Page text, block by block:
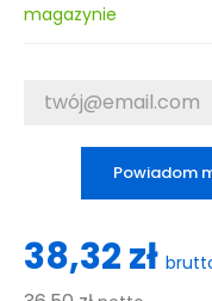
magazynie
Powiadom
38,32 zł